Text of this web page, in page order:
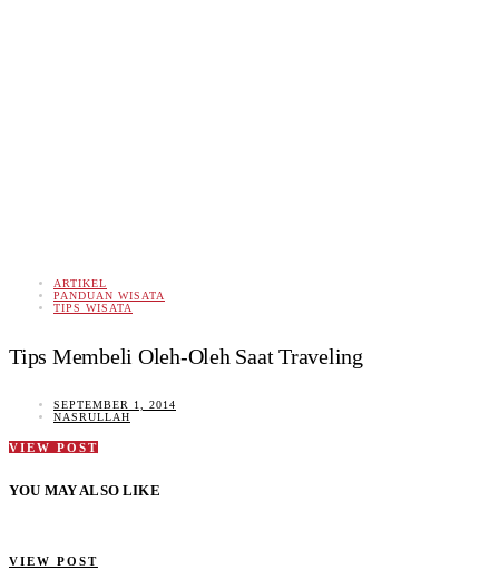
ARTIKEL
PANDUAN WISATA
TIPS WISATA
Tips Membeli Oleh-Oleh Saat Traveling
SEPTEMBER 1, 2014
NASRULLAH
VIEW POST
YOU MAY ALSO LIKE
VIEW POST